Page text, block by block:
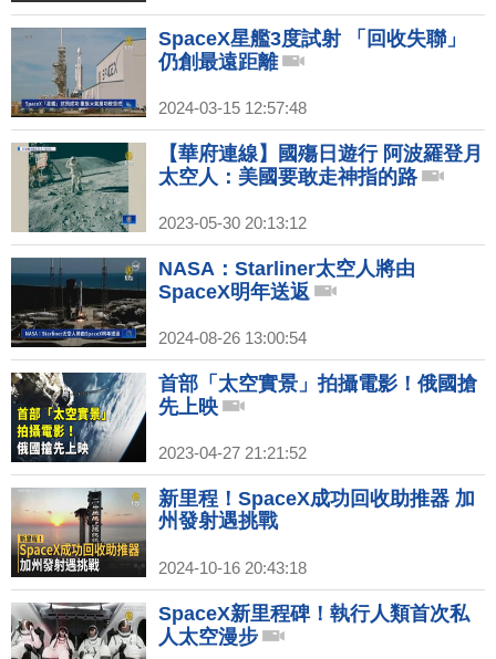
SpaceX星艦3度試射 「回收失聯」
仍創最遠距離
2024-03-15 12:57:48
【華府連線】國殤日遊行 阿波羅登月
太空人：美國要敢走神指的路
2023-05-30 20:13:12
NASA：Starliner太空人將由
SpaceX明年送返
2024-08-26 13:00:54
首部「太空實景」拍攝電影！俄國搶
先上映
2023-04-27 21:21:52
新里程！SpaceX成功回收助推器 加
州發射遇挑戰
2024-10-16 20:43:18
SpaceX新里程碑！執行人類首次私
人太空漫步